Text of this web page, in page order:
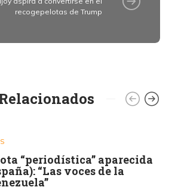
recogepelotas de Trump
“periodística” aparecida
“Las voces de la